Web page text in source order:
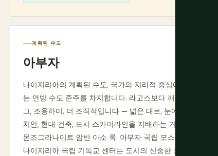
계획된 수도
아부자
나이지리아의 계획된 수도, 국가의 지리적 중심에 있
는 연방 수도 준주를 차지합니다. 라고스보다 깨끗하
고, 조용하며, 더 조직적입니다 — 넓은 대로, 눈에 띄는
치안, 현대 건축, 도시 스카이라인을 지배하는 거대한
몬조그라나이트 암반 아소 록. 아부자 국립 모스크와
나이지리아 국립 기독교 센터는 도시의 신중한 종교적